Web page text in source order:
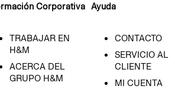
Corporativa
TRABAJAR EN
H&M
ACERCA DEL
GRUPO H&M
Ayuda
CONTACTO
SERVICIO AL
CLIENTE
MI CUENTA